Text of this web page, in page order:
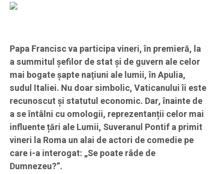
Papa Francisc va participa vineri, în premieră, la
a summitul şefilor de stat şi de guvern ale celor
mai bogate şapte naţiuni ale lumii, în Apulia,
sudul Italiei. Nu doar simbolic, Vaticanului îi este
recunoscut și statutul economic. Dar, înainte de
a se întâlni cu omologii, reprezentanții celor mai
influente țări ale Lumii, Suveranul Pontif a primit
vineri la Roma un alai de actori de comedie pe
care i-a interogat: „Se poate râde de
Dumnezeu?”.